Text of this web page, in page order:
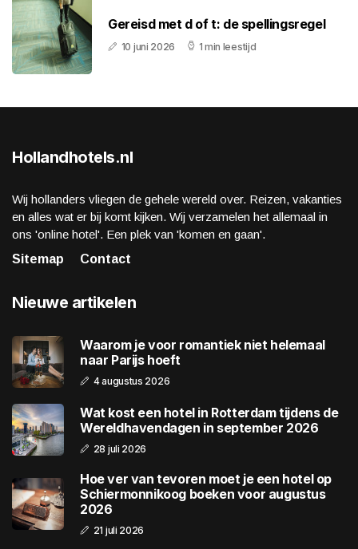
Gereisd met d of t: de spellingsregel
10 juni 2026 1 min leestijd
Hollandhotels.nl
Wij hollanders vliegen de gehele wereld over. Reizen, vakanties
en alles wat er bij komt kijken. Wij verzamelen het allemaal in
ons 'online hotel'. Een plek van 'komen en gaan'.
Sitemap
Contact
Nieuwe artikelen
Waarom je voor romantiek niet helemaal
naar Parijs hoeft
4 augustus 2026
Wat kost een hotel in Rotterdam tijdens de
Wereldhavendagen in september 2026
28 juli 2026
Hoe ver van tevoren moet je een hotel op
Schiermonnikoog boeken voor augustus
2026
21 juli 2026